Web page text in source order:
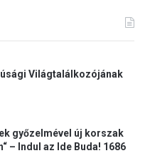
Világtalálkozójának
győzelmével új korszak
– Indul az Ide Buda! 1686